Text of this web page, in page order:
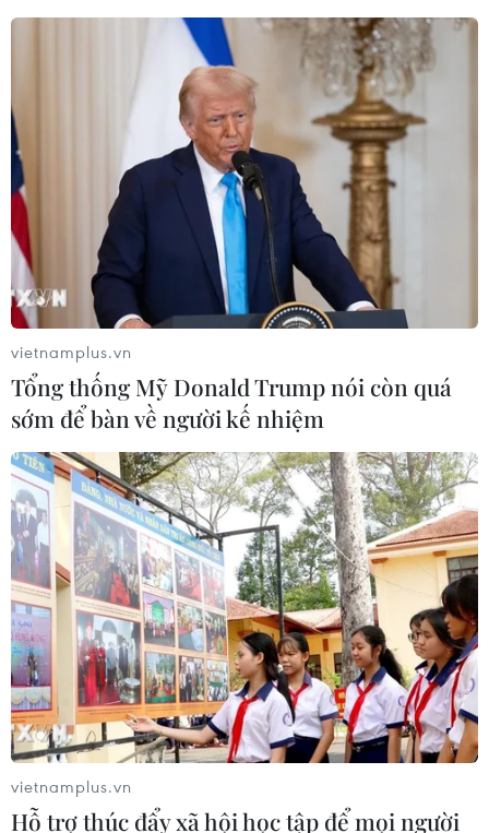
TIN CÙNG CHUYÊN MỤC
vietnamplus.vn
Tổng thống Mỹ Donald Trump nói còn quá
sớm để bàn về người kế nhiệm
vietnamplus.vn
Hỗ trợ thúc đẩy xã hội học tập để mọi người